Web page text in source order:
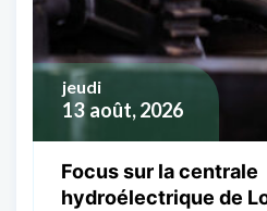
13 août, 2026
jeudi
Focus sur la centrale
hydroélectrique de